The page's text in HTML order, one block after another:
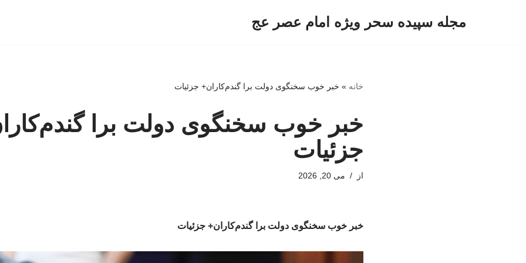
مجله سپیده سحر ویژه امام عصر عج
خانه » خبر خوب سخنگوی دولت برا گندم‌کاران+ جزئیات
خبر خوب سخنگوی دولت برا
جزئیات
از می 20, 2026
خبر خوب سخنگوی دولت برا گندم‌کاران+ جزئیات